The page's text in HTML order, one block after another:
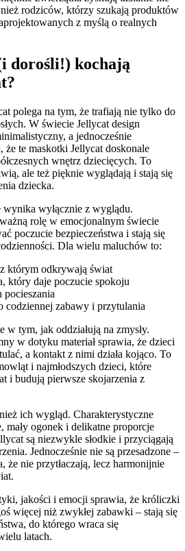
rodziców, którzy szukają produktów
z myślą o realnych
dorośli!) kochają
polega na tym, że trafiają nie tylko do
W świecie Jellycat design
a jednocześnie
te maskotki Jellycat doskonale
wnętrz dziecięcych. To
ale też pięknie wyglądają i stają się
dziecka.
wynika wyłącznie z wyglądu.
rolę w emocjonalnym świecie
poczucie bezpieczeństwa i stają się
Dla wielu maluchów to:
którym odkrywają świat
który daje poczucie spokoju
codziennej zabawy i przytulania
tym, jak oddziałują na zmysły.
w dotyku materiał sprawia, że dzieci
a kontakt z nimi działa kojąco. To
i najmłodszych dzieci, które
i budują pierwsze skojarzenia z
ich wygląd. Charakterystyczne
mały ogonek i delikatne proporcje
są niezwykle słodkie i przyciągają
Jednocześnie nie są przesadzone –
że nie przytłaczają, lecz harmonijnie
jakości i emocji sprawia, że króliczki
więcej niż zwykłej zabawki – stają się
do którego wraca się
latach.